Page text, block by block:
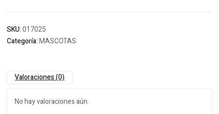
SKU:017025
Categoría:MASCOTAS
Valoraciones (0)
No hay valoraciones aún.